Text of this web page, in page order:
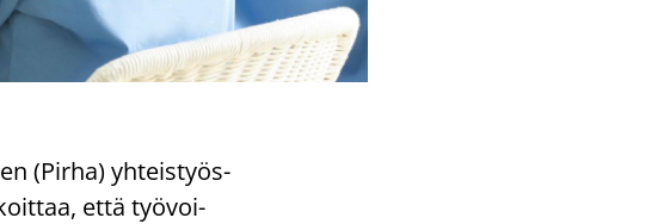
(Pirha) yh­teis­työs­
että työ­voi­